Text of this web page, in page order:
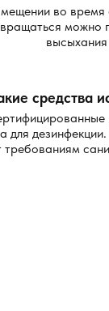
во время
можно
средства
для
требованиям